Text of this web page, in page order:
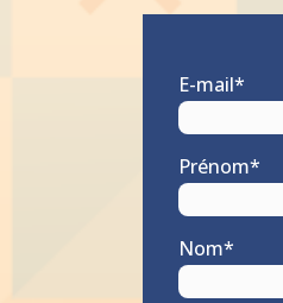
E-mail*
Prénom*
Nom*